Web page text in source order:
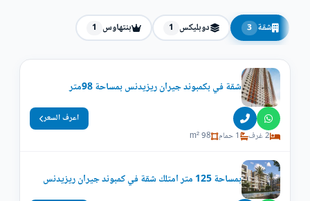
شقة 3 دوبليكس 1 بنتهاوس 1
شقة في بكمبوند جيران ريزيدنس بمساحة 98متر
2 غرف 1 حمام 98 m²
اعرف السعر
بمساحة 125 متر امتلك شقة في كمبوند جيران ريزيدنس